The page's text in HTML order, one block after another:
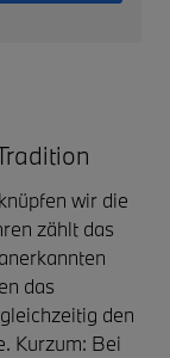
wir die
zählt das
das
den
Kurzum: Bei